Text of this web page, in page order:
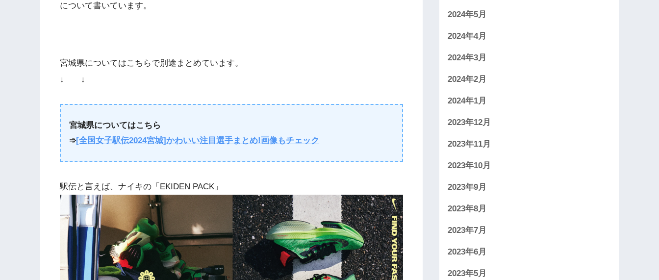
について書いています。
宮城県についてはこちらで別途まとめています。
↓ ↓
宮城県についてはこちら
➾[全国女子駅伝2024宮城]かわいい注目選手まとめ!画像もチェック
駅伝と言えば、ナイキの「EKIDEN PACK」
2024年5月
2024年4月
2024年3月
2024年2月
2024年1月
2023年12月
2023年11月
2023年10月
2023年9月
2023年8月
2023年7月
2023年6月
2023年5月